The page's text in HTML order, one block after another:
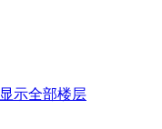
显示全部楼层